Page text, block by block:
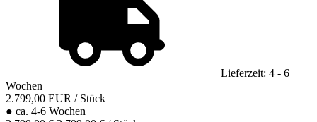
Lieferzeit: 4 - 6
Wochen
2.799,00 EUR / Stück
● ca. 4-6 Wochen